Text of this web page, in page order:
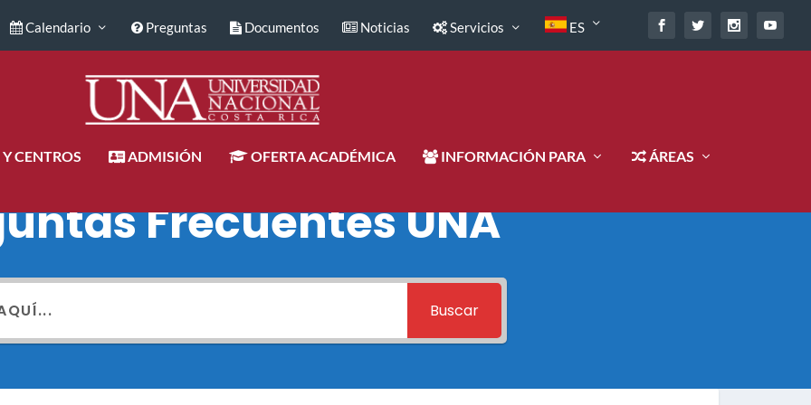
Calendario Preguntas Documentos Noticias Servicios ES
CENTROS ADMISIÓN OFERTA ACADÉMICA INFORMACIÓN PARA ÁREAS
Frecuentes UNA
Buscar